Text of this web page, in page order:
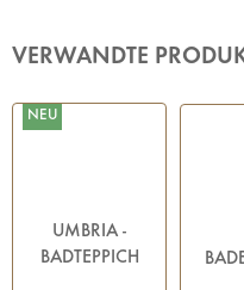
VERWANDTE
NEU
UMBRIA -
BADTEPPICH